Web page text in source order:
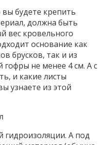
будете крепить
должна быть
вес кровельного
основание как
брусков, так и из
гофры не менее 4 см. А с
и какие листы
узнаете из этой
гидроизоляции. А под